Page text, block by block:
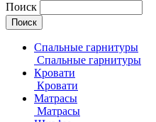
Поиск
Спальные гарнитуры
Спальные гарнитуры
Кровати
Кровати
Матрасы
Матрасы